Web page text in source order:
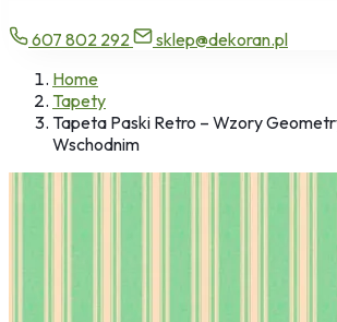
607 802 292
sklep@dekoran.pl
Home
Tapety
Tapeta Paski Retro – Wzory
Wschodnim